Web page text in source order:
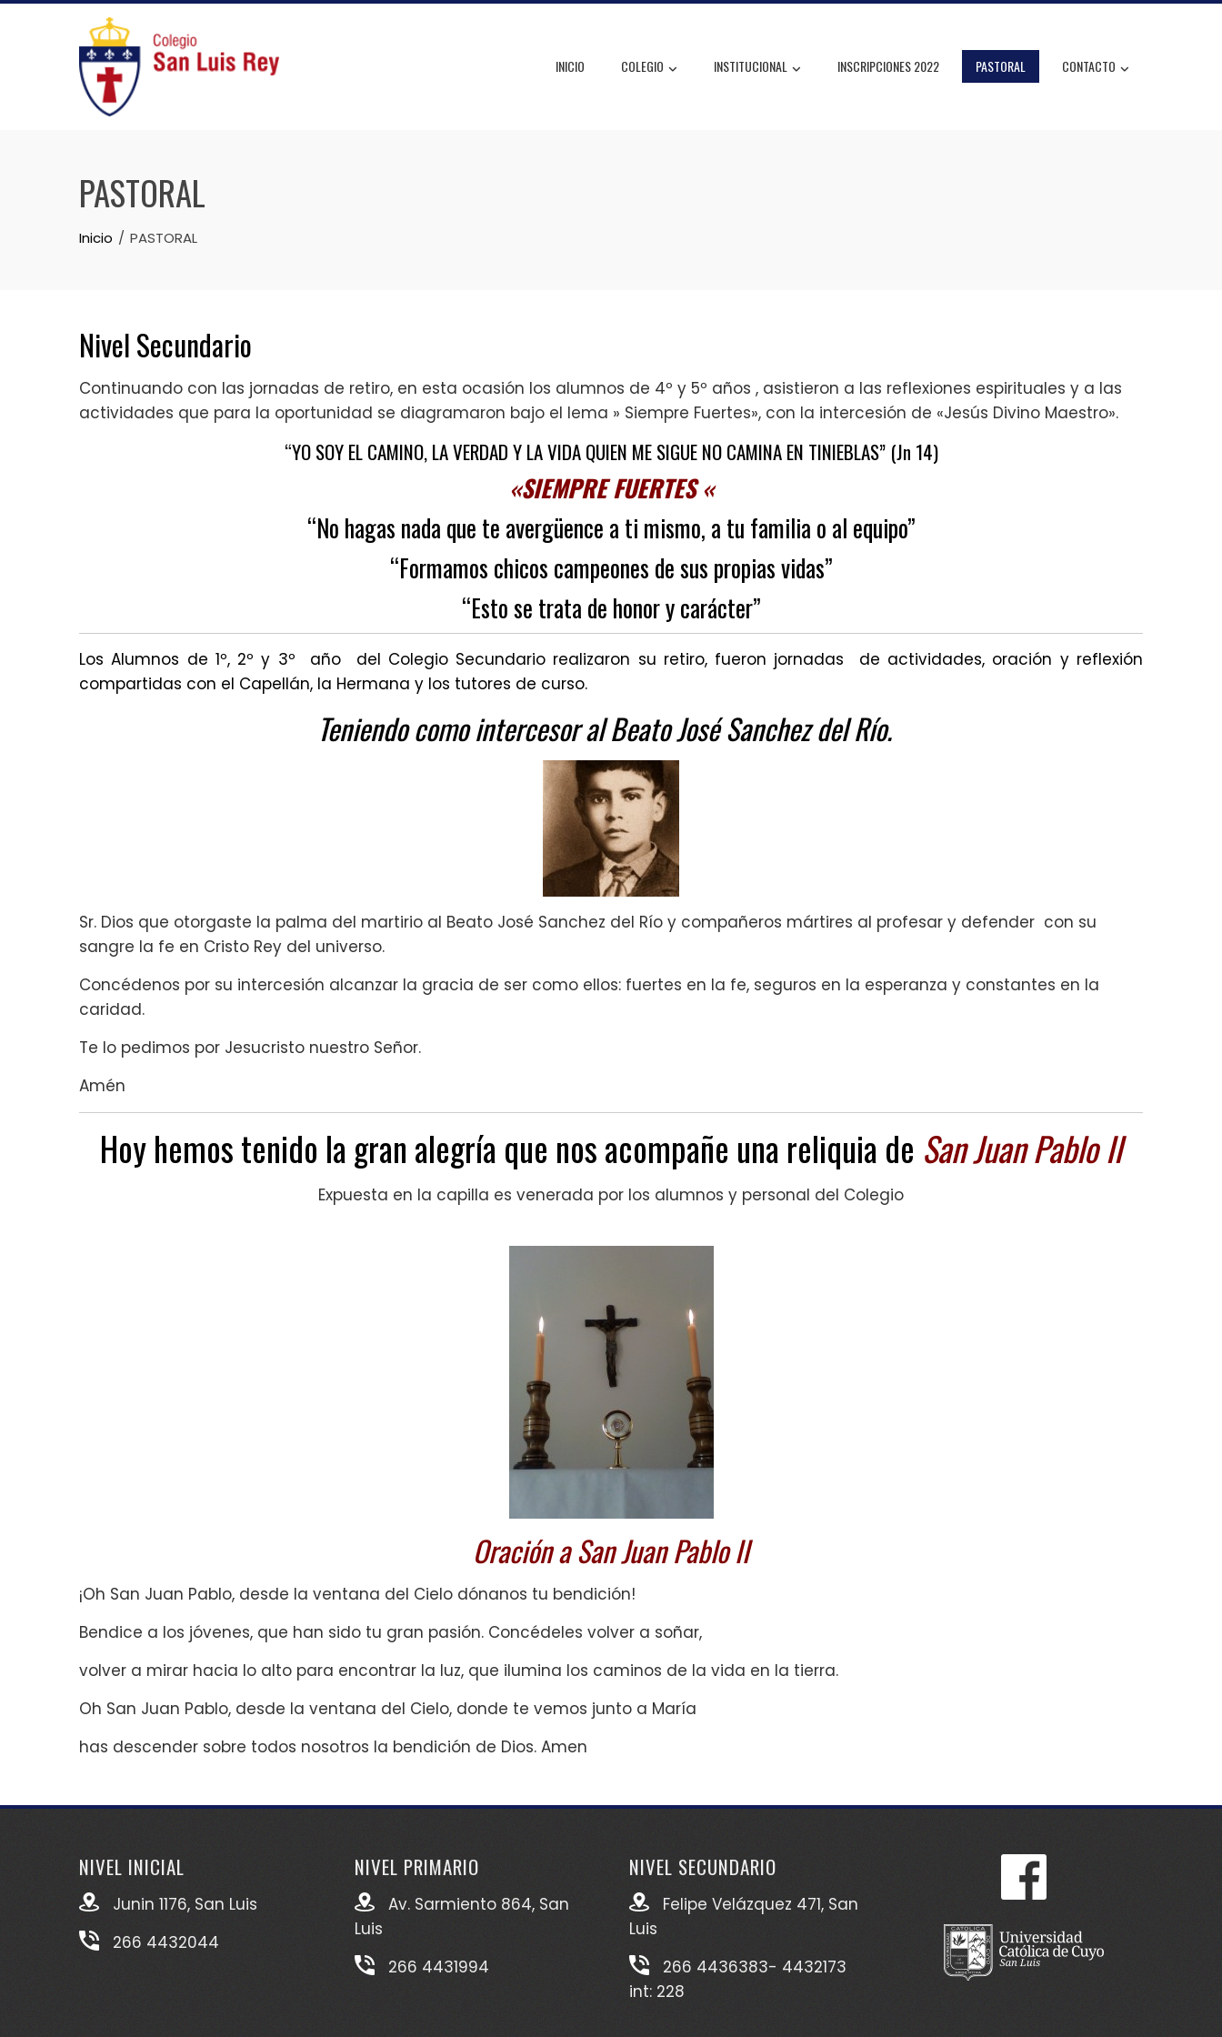
Skip
INICIO COLEGIO INSTITUCIONAL INSCRIPCIONES 2022 PASTORAL CONTACTO
PASTORAL
Inicio PASTORAL
Nivel Secundario
Continuando con las jornadas de retiro, en esta ocasión los alumnos de 4º y 5º años , asistieron a las reflexiones espirituales y a las
actividades que para la oportunidad se diagramaron bajo el lema » Siempre Fuertes», con la intercesión de «Jesús Divino Maestro».
“YO SOY EL CAMINO, LA VERDAD Y LA VIDA QUIEN ME SIGUENO CAMINA EN TINIEBLAS” (Jn 14)
«SIEMPRE FUERTES «
“No hagas nada que te avergüence a ti mismo, a tu familia o al equipo”
“Formamos chicos campeones de sus propias vidas”
“Esto se trata de honor y carácter”
Los Alumnos de 1º, 2º y 3º año del Colegio Secundario realizaron su retiro, fueron jornadas de actividades, oración y reflexión
compartidas con el Capellán, la Hermana y los tutores de curso.
Teniendo como intercesor al Beato José Sanchez del Río.
Sr. Dios que otorgaste la palma del martirio al Beato José Sanchez del Río y compañeros mártires al profesar y defender con su
sangre la fe en Cristo Rey del universo.
Concédenos por su intercesión alcanzar la gracia de ser como ellos: fuertes en la fe, seguros en la esperanza y constantes en la
caridad.
Te lo pedimos por Jesucristo nuestro Señor.
Amén
Hoy hemos tenido la gran alegría que nos acompañe una reliquia de San Juan PabloII
Expuesta en la capilla es venerada por los alumnos y personal del Colegio
Oración a San Juan Pablo II
¡Oh San Juan Pablo, desde la ventana del Cielo dónanos tu bendición!
Bendice a los jóvenes, que han sido tu gran pasión. Concédeles volver a soñar,
volver a mirar hacia lo alto para encontrar la luz, que ilumina los caminos de la vida en la tierra.
Oh San Juan Pablo, desde la ventana del Cielo, donde te vemos junto a María
has descender sobre todos nosotros la bendición de Dios. Amen
NIVEL INICIAL
Junin 1176, San Luis
266 4432044
NIVEL PRIMARIO
Av. Sarmiento 864, San
Luis
266 4431994
NIVEL SECUNDARIO
Felipe Velázquez 471, San
Luis
266 4436383- 4432173
int: 228